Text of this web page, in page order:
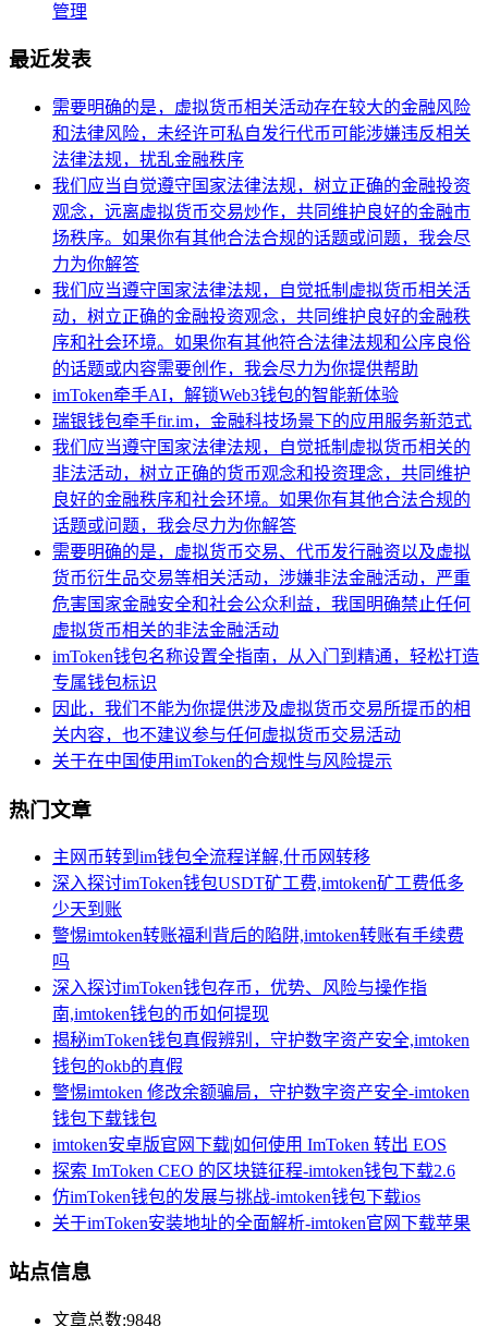
管理
最近发表
需要明确的是，虚拟货币相关活动存在较大的金融风险
和法律风险，未经许可私自发行代币可能涉嫌违反相关
法律法规，扰乱金融秩序
我们应当自觉遵守国家法律法规，树立正确的金融投资
观念，远离虚拟货币交易炒作，共同维护良好的金融市
场秩序。如果你有其他合法合规的话题或问题，我会尽
力为你解答
我们应当遵守国家法律法规，自觉抵制虚拟货币相关活
动，树立正确的金融投资观念，共同维护良好的金融秩
序和社会环境。如果你有其他符合法律法规和公序良俗
的话题或内容需要创作，我会尽力为你提供帮助
imToken牵手AI，解锁Web3钱包的智能新体验
瑞银钱包牵手fir.im，金融科技场景下的应用服务新范式
我们应当遵守国家法律法规，自觉抵制虚拟货币相关的
非法活动，树立正确的货币观念和投资理念，共同维护
良好的金融秩序和社会环境。如果你有其他合法合规的
话题或问题，我会尽力为你解答
需要明确的是，虚拟货币交易、代币发行融资以及虚拟
货币衍生品交易等相关活动，涉嫌非法金融活动，严重
危害国家金融安全和社会公众利益，我国明确禁止任何
虚拟货币相关的非法金融活动
imToken钱包名称设置全指南，从入门到精通，轻松打造
专属钱包标识
因此，我们不能为你提供涉及虚拟货币交易所提币的相
关内容，也不建议参与任何虚拟货币交易活动
关于在中国使用imToken的合规性与风险提示
热门文章
主网币转到im钱包全流程详解,什币网转移
深入探讨imToken钱包USDT矿工费,imtoken矿工费低多
少天到账
警惕imtoken转账福利背后的陷阱,imtoken转账有手续费
吗
深入探讨imToken钱包存币，优势、风险与操作指
南,imtoken钱包的币如何提现
揭秘imToken钱包真假辨别，守护数字资产安全,imtoken
钱包的okb的真假
警惕imtoken 修改余额骗局，守护数字资产安全-imtoken
钱包下载钱包
imtoken安卓版官网下载|如何使用 ImToken 转出 EOS
探索 ImToken CEO 的区块链征程-imtoken钱包下载2.6
仿imToken钱包的发展与挑战-imtoken钱包下载ios
关于imToken安装地址的全面解析-imtoken官网下载苹果
站点信息
文章总数:9848